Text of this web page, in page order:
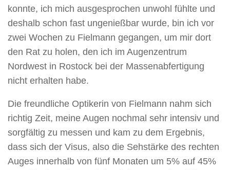
konnte, ich mich ausgesprochen unwohl fühlte und
deshalb schon fast ungenießbar wurde, bin ich vor
zwei Wochen zu Fielmann gegangen, um mir dort
den Rat zu holen, den ich im Augenzentrum
Nordwest in Rostock bei der Massenabfertigung
nicht erhalten habe.
Die freundliche Optikerin von Fielmann nahm sich
richtig Zeit, meine Augen nochmal sehr intensiv und
sorgfältig zu messen und kam zu dem Ergebnis,
dass sich der Visus, also die Sehstärke des rechten
Auges innerhalb von fünf Monaten um 5% auf 45%